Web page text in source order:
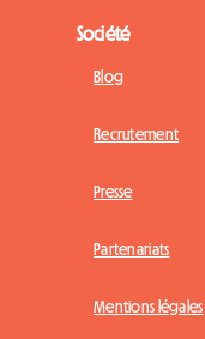
Société
Blog
Recrutement
Presse
Partenariats
Mentions légales